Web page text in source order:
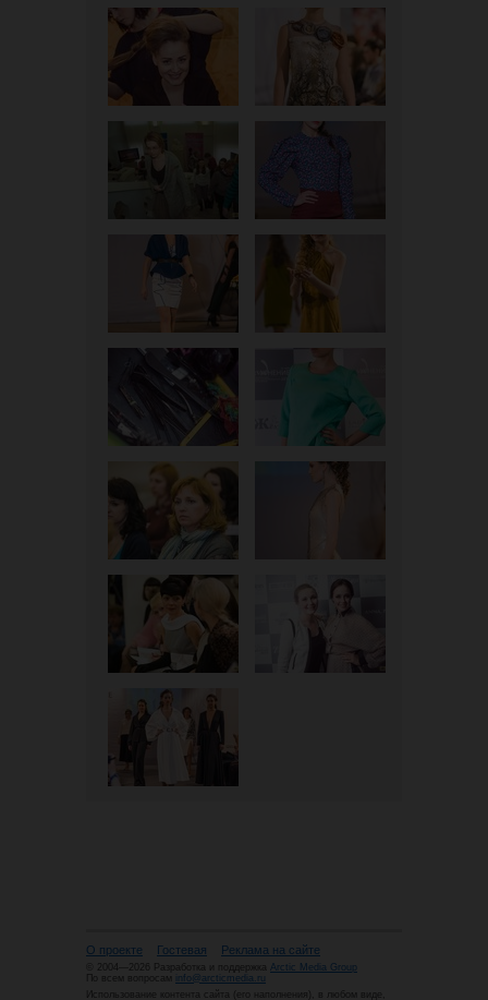
О проекте Гостевая Реклама на сайте
© 2004—2026 Разработка и поддержка Arctic Media Group
По всем вопросам
info@arcticmedia.ru
Использование контента сайта (его наполнения), в любом виде,